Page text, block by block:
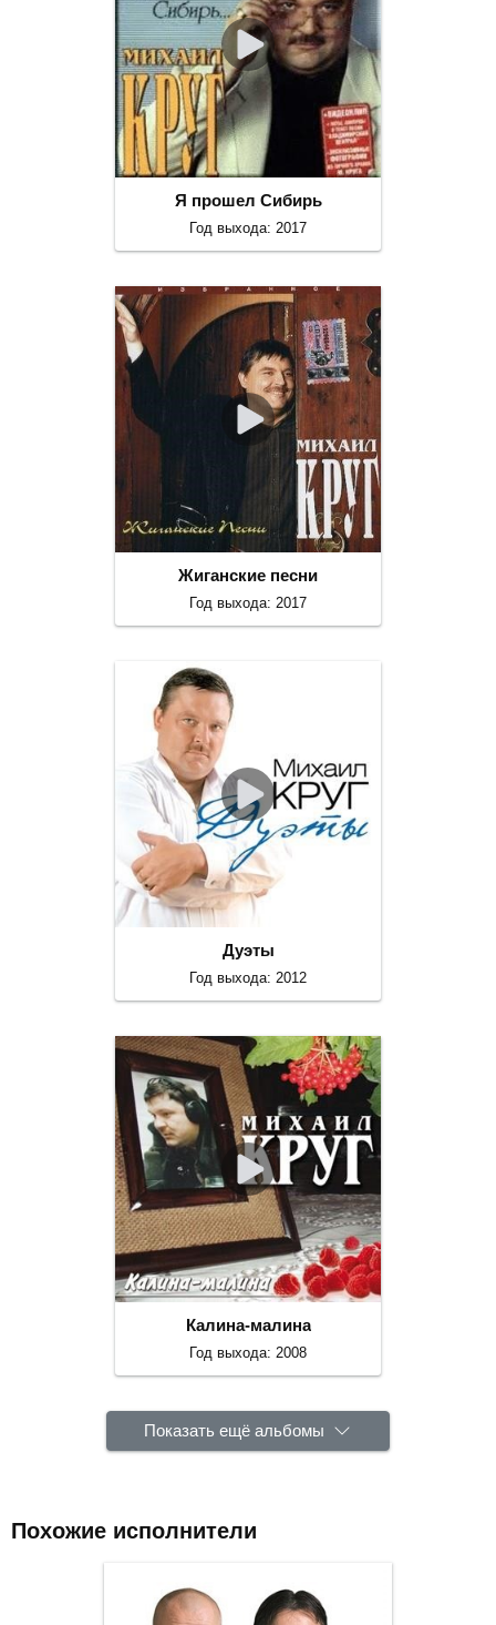
Я прошел Сибирь
Год выхода: 2017
Жиганские песни
Год выхода: 2017
Дуэты
Год выхода: 2012
Калина-малина
Год выхода: 2008
Показать ещё альбомы
Похожие исполнители